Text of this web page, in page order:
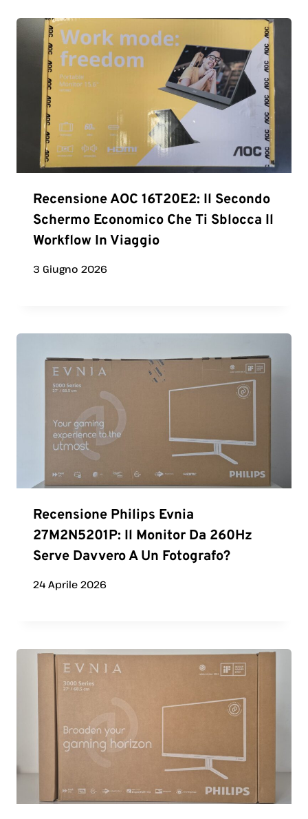
Recensione AOC 16T20E2: Il Secondo
Schermo Economico Che Ti Sblocca Il
Workflow In Viaggio
3 Giugno 2026
Recensione Philips Evnia
27M2N5201P: Il Monitor Da 260Hz
Serve Davvero A Un Fotografo?
24 Aprile 2026